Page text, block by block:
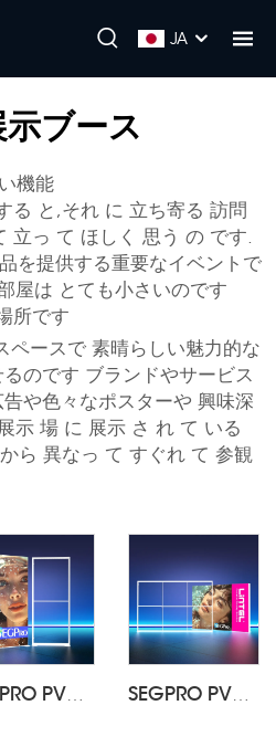
JA
ブース
機能
る と,それ に 立ち寄る 訪問
立っ て ほしく 思う の です.
を提供する重要なイベントで
屋は とても小さいのです
所です
ペースで 素晴らしい魅力的な
のです ブランドやサービス
や色々なポスターや 興味深
示 場 に 展示 さ れ て いる
ら 異なっ て すぐれ て 参観
SEGPRO PVCモジュラーライトボックスLT-PLF120 1000*2000mm SEGPRO PVCモジュラーライトボックスLT-PLF120 3000*2000mm